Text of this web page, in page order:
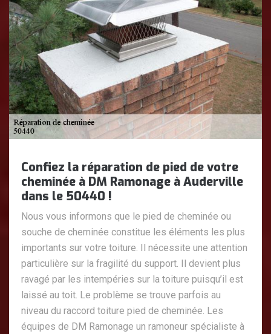
Confiez la réparation de pied de votre
cheminée à DM Ramonage à Auderville
dans le 50440 !
Nous vous informons que le pied de cheminée ou
souche de cheminée constitue les éléments les plus
importants sur votre toiture. Il nécessite une attention
particulière sur la fragilité du support. Il devient plus
ravagé par les intempéries sur la toiture puisqu’il est
laissé au toit. Le problème se trouve parfois au
niveau du raccord toiture pied de cheminée. Les
équipes de DM Ramonage un ramoneur spécialiste à